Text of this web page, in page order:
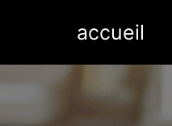
accueil